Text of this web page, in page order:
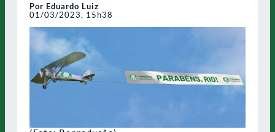
Por Eduardo Luiz
01/03/2023, 15h38